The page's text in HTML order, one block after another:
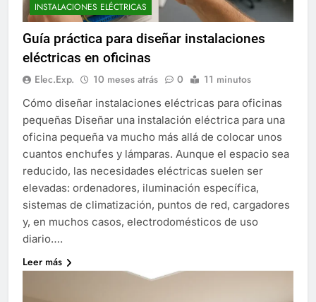
INSTALACIONES ELÉCTRICAS
Guía práctica para diseñar instalaciones
eléctricas en oficinas
Elec.Exp. 10 meses atrás 0 11 minutos
Cómo diseñar instalaciones eléctricas para oficinas
pequeñas Diseñar una instalación eléctrica para una
oficina pequeña va mucho más allá de colocar unos
cuantos enchufes y lámparas. Aunque el espacio sea
reducido, las necesidades eléctricas suelen ser
elevadas: ordenadores, iluminación específica,
sistemas de climatización, puntos de red, cargadores
y, en muchos casos, electrodomésticos de uso
diario….
Leer más